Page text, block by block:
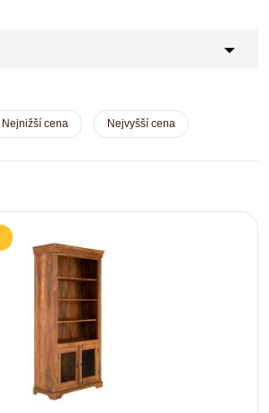
Nejnižší cena Nejvyšší cena